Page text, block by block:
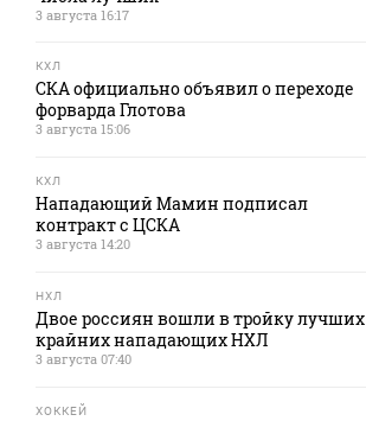
3 августа 16:17
КХЛ
СКА официально объявил о переходе
форварда Глотова
3 августа 15:06
КХЛ
Нападающий Мамин подписал
контракт с ЦСКА
3 августа 14:20
НХЛ
Двое россиян вошли в тройку лучших
крайних нападающих НХЛ
3 августа 07:40
ХОККЕЙ